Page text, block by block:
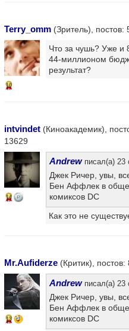
Terry_omm (Зритель), постов:
10
Что за чушь? Уже и
44-миллионом
результат?
intvindet (Киноакадемик),
13629
14
Andrewписал(а) 23
Джек Ричер, увы,
Бен Аффлек в
комиксов DC
Как это не
Mr.Aufiderze (Критик), постов:
13
Andrewписал(а) 23
Джек Ричер, увы,
Бен Аффлек в
комиксов DC